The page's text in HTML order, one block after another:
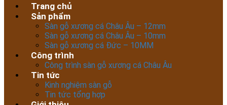
Trang chủ
Sản phẩm
Sàn gỗ xương cá Châu Âu – 12mm
Sàn gỗ xương cá Châu Âu – 10mm
Sàn gỗ xương cá Đức – 10MM
Công trình
Công trình sàn gỗ xương cá Châu Âu
Tin tức
Kinh nghiệm sàn gỗ
Tin tức tổng hợp